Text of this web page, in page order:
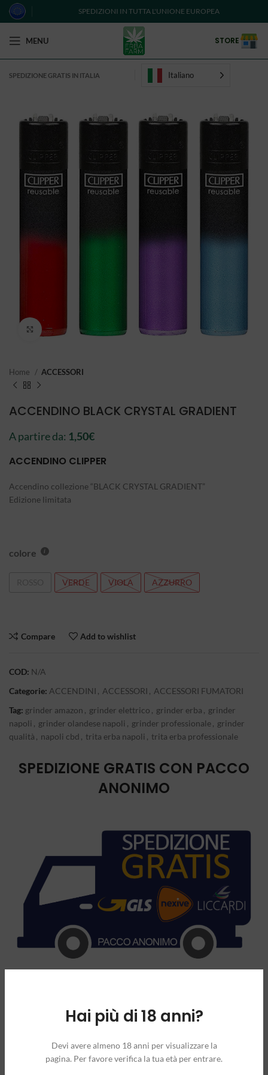
Hai più di 18 anni?
Devi avere almeno 18 anni per visualizzare la
pagina. Per favore verifica la tua età per entrare.
SPEDIZIONI IN TUTTA L'UNIONE EUROPEA
MENU STORE
SPEDIZIONE GRATIS IN ITALIA Italiano
Click to enlarge
Home ACCESSORI
ACCENDINO BLACK CRYSTAL GRADIENT
A partire da: 1,50€
ACCENDINO CLIPPER
Accendino collezione “BLACK CRYSTAL GRADIENT”
Edizione limitata
colore
VERDE VIOLA AZZURRO
Compare Add to wishlist
COD: N/A
Categorie: ACCENDINI , ACCESSORI , ACCESSORI FUMATORI
Tag: grinder amazon , grinder elettrico , grinder erba , grinder
napoli , grinder olandese napoli , grinder professionale, grinder
qualità , napoli cbd , trita erba napoli , trita erba professionale
SPEDIZIONE GRATIS CON PACCO
ANONIMO
INFORMAZIONI AGGIUNTIVE